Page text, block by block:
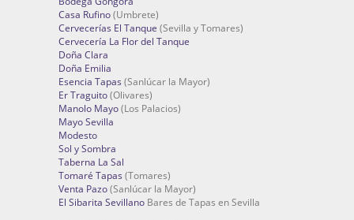
Casa Rufino(Umbrete)
Cervecerías El Tanque (Sevilla y Tomares)
Cervecería La Flor del Tanque
Doña Clara
Doña Emilia
Esencia Tapas (Sanlúcar la Mayor)
Er Traguito(Olivares)
Manolo Mayo(Los Palacios)
Mayo Sevilla
Modesto
Sol y Sombra
Taberna La Sal
Tomaré Tapas (Tomares)
Venta Pazo(Sanlúcar la Mayor)
El Sibarita Sevillano Bares de Tapas en Sevilla